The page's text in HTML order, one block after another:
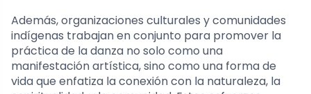
Además, organizaciones culturales y comunidades
indígenas trabajan en conjunto para promover la
práctica de la danza no solo como una
manifestación artística, sino como una forma de
vida que enfatiza la conexión con la naturaleza, la